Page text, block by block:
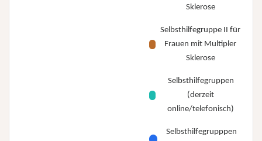
Sklerose
Selbsthilfegruppe II für
Frauen mit Multipler
Sklerose
Selbsthilfegruppen
(derzeit
online/telefonisch)
Selbsthilfegrupppen